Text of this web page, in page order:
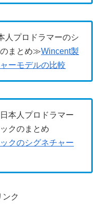
人プロドラマーのシ
のまとめ≫Wincent製
ーモデルの比較
本人プロドラマー
クのまとめ
クのシグネチャー
ンク